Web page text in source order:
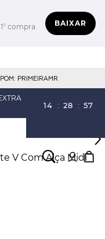
compra.
BAIXAR
PRIMEIRAMR
14 : 28 : 56
V Com Alça Midi